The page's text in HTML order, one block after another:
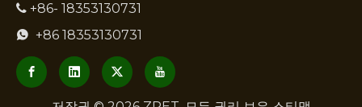
 +86- 18353130731
 +86 18353130731